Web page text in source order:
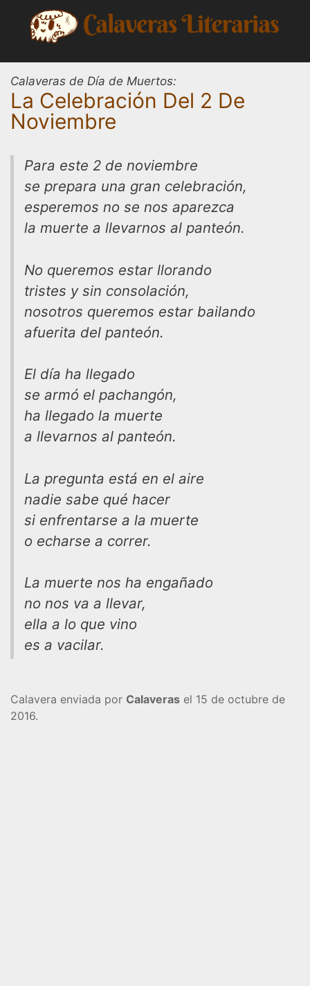
contenido
Calaveras de Día de Muertos:
La Celebración Del 2 De
Noviembre
Para este 2 de noviembre
se prepara una gran celebración,
esperemos no se nos aparezca
la muerte a llevarnos al panteón.
No queremos estar llorando
tristes y sin consolación,
nosotros queremos estar bailando
afuerita del panteón.
El día ha llegado
se armó el pachangón,
ha llegado la muerte
a llevarnos al panteón.
La pregunta está en el aire
nadie sabe qué hacer
si enfrentarse a la muerte
o echarse a correr.
La muerte nos ha engañado
no nos va a llevar,
ella a lo que vino
es a vacilar.
Calavera enviada por Calaveras el 15 de octubre de
2016.